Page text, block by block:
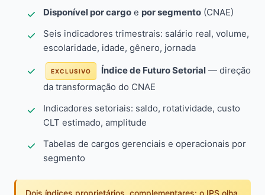
Disponível por cargo e por segmento (CNAE)
Seis indicadores trimestrais: salário real, volume,
escolaridade, idade, gênero, jornada
EXCLUSIVO Índice de Futuro Setorial — direção
da transformação do CNAE
Indicadores setoriais: saldo, rotatividade, custo
CLT estimado, amplitude
Tabelas de cargos gerenciais e operacionais por
segmento
Dois índices proprietários, complementares: o IPS olha